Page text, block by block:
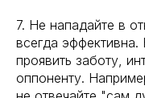
7. Не нападайте в
всегда
проявить заботу,
оппоненту.